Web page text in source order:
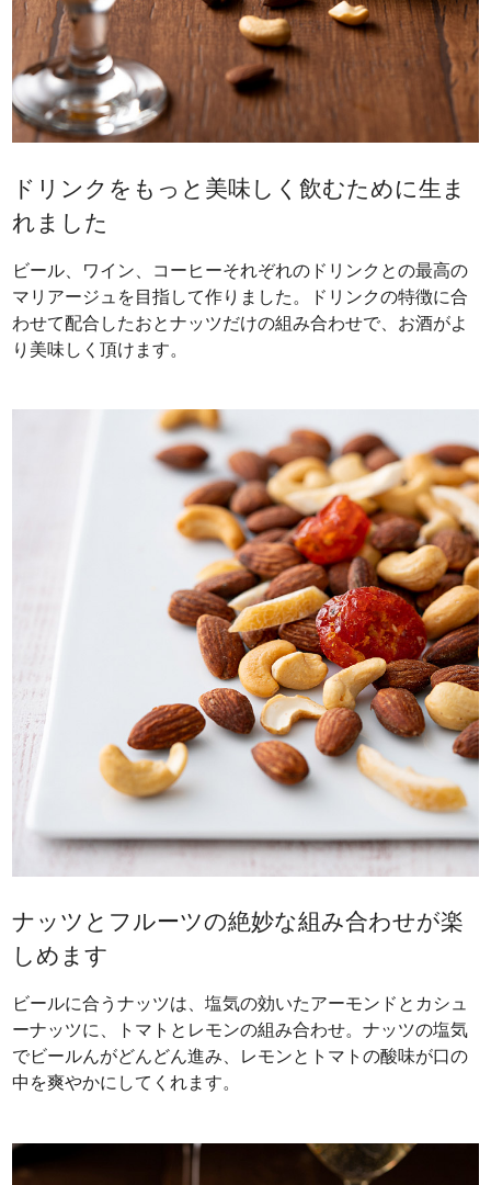
ドリンクをもっと美味しく飲むために生ま
れました
ビール、ワイン、コーヒーそれぞれのドリンクとの最高の
マリアージュを目指して作りました。ドリンクの特徴に合
わせて配合したおとナッツだけの組み合わせで、お酒がよ
り美味しく頂けます。
ナッツとフルーツの絶妙な組み合わせが楽
しめます
ビールに合うナッツは、塩気の効いたアーモンドとカシュ
ーナッツに、トマトとレモンの組み合わせ。ナッツの塩気
でビールんがどんどん進み、レモンとトマトの酸味が口の
中を爽やかにしてくれます。